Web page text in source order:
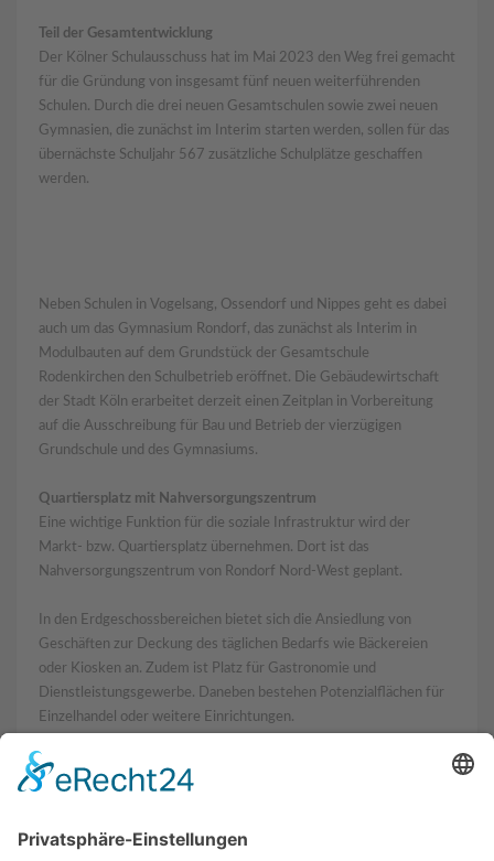
Teil der Gesamtentwicklung
Der Kölner Schulausschuss hat im Mai 2023 den Weg frei gemacht
für die Gründung von insgesamt fünf neuen weiterführenden
Schulen. Durch die drei neuen Gesamtschulen sowie zwei neuen
Gymnasien, die zunächst im Interim starten werden, sollen für das
übernächste Schuljahr 567 zusätzliche Schulplätze geschaffen
werden.
Neben Schulen in Vogelsang, Ossendorf und Nippes geht es dabei
auch um das Gymnasium Rondorf, das zunächst als Interim in
Modulbauten auf dem Grundstück der Gesamtschule
Rodenkirchen den Schulbetrieb eröffnet. Die Gebäudewirtschaft
der Stadt Köln erarbeitet derzeit einen Zeitplan in Vorbereitung
auf die Ausschreibung für Bau und Betrieb der vierzügigen
Grundschule und des Gymnasiums.
Quartiersplatz mit Nahversorgungszentrum
Eine wichtige Funktion für die soziale Infrastruktur wird der
Markt- bzw. Quartiersplatz übernehmen. Dort ist das
Nahversorgungszentrum von Rondorf Nord-West geplant.
In den Erdgeschossbereichen bietet sich die Ansiedlung von
Geschäften zur Deckung des täglichen Bedarfs wie Bäckereien
oder Kiosken an. Zudem ist Platz für Gastronomie und
Dienstleistungsgewerbe. Daneben bestehen Potenzialflächen für
Einzelhandel oder weitere Einrichtungen.